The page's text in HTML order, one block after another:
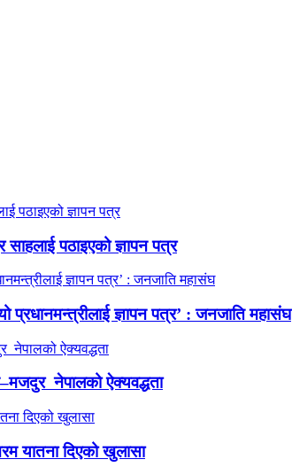
पठाइएको ज्ञापन पत्र
ज्ञापन पत्र’ : जनजाति महासंघ
नेपालको ऐक्यवद्धता
यातना दिएको खुलासा